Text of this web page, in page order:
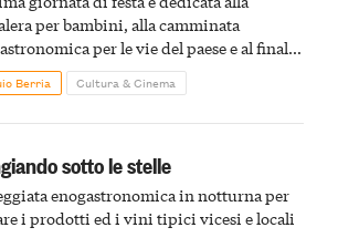
per bambini, alla camminata
per le vie del paese e al finale
Berria Cultura & Cinema
sotto le stelle
enogastronomica in notturna per
i prodotti ed i vini tipici vicesi e locali